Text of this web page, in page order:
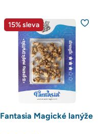
15% sleva
Fantasia Magické lanýže